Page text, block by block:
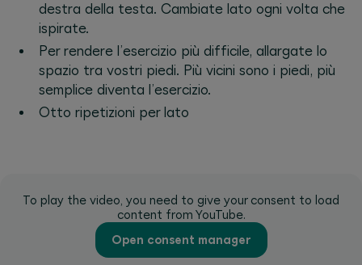
destra della testa. Cambiate lato ogni volta che
ispirate.
Per rendere l’esercizio più difficile, allargate lo
spazio tra vostri piedi. Più vicini sono i piedi, più
semplice diventa l’esercizio.
Otto ripetizioni per lato
To play the video, you need to give your consent to load
content from YouTube.
Open consent manager